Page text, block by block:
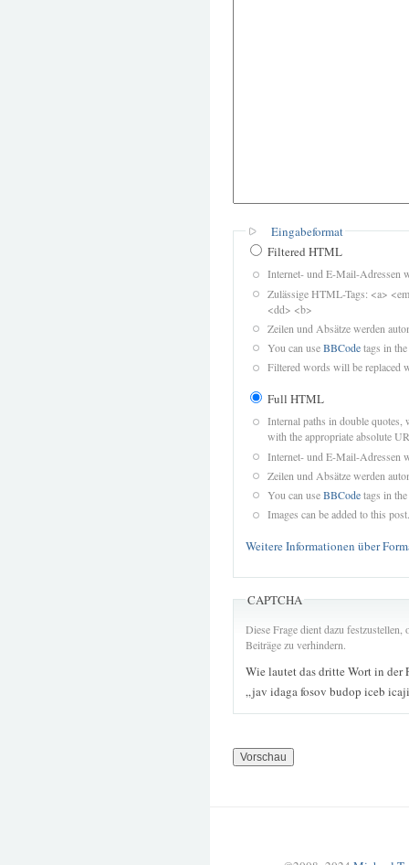
Eingabeformat
Filtered HTML
Internet- und E-Mail-Adressen
Zulässige HTML-Tags: <a>
<dd> <b>
Zeilen und Absätze werden
You can useBBCodetags in
Filtered words will be replaced
Full HTML
Internal paths in double quotes,
with the appropriate absolute
Internet- und E-Mail-Adressen
Zeilen und Absätze werden
You can useBBCodetags in
Images can be added to this post.
Weitere Informationen über
CAPTCHA
Diese Frage dient dazu
Beiträge zu verhindern.
Wie lautet das dritte Wort in der
„jav idaga fosov budop iceb